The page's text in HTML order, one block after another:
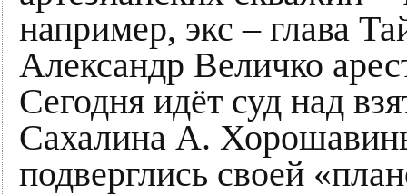
например, экс – глава
Александр Величко
Сегодня идёт суд над
Сахалина А.
подверглись своей